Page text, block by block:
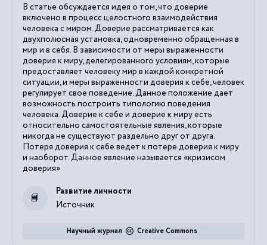
В статье обсуждается идея о том, что доверие
включено в процесс целостного взаимодействия
человека с миром. Доверие рассматривается как
двухполюсная установка, одновременно обращенная в
мир и в себя. В зависимости от меры выраженности
доверия к миру, делегированного условиям, которые
предоставляет человеку мир в каждой конкретной
ситуации, и меры выраженности доверия к себе, человек
регулирует свое поведение. Данное положение дает
возможность построить типологию поведения
человека. Доверие к себе и доверие к миру есть
относительно самостоятельные явления, которые
никогда не существуют раздельно друг от друга.
Потеря доверия к себе ведет к потере доверия к миру
и наоборот. Данное явление называется «кризисом
доверия»
Источник
Развитие личности
Creative Commons
Научный журнал